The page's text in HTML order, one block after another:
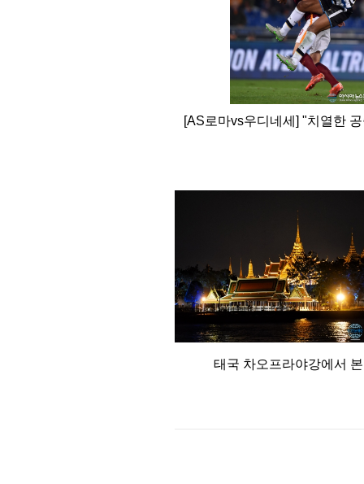
[AS로마vs우디네세] "치열한
태국 차오프라야강에서